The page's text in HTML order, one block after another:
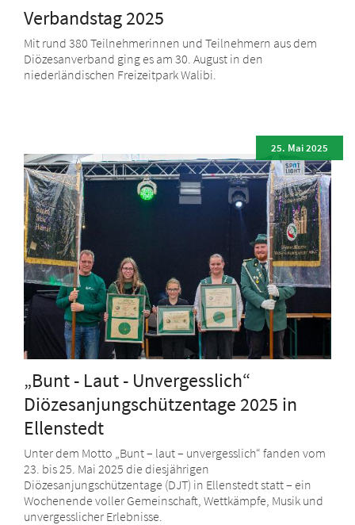
Verbandstag 2025
Mit rund 380 Teilnehmerinnen und Teilnehmern aus dem
Diözesanverband ging es am 30. August in den
niederländischen Freizeitpark Walibi.
„Bunt - Laut - Unvergesslich“
Diözesanjungschützentage 2025 in
Ellenstedt
25. Mai 2025
Unter dem Motto „Bunt – laut – unvergesslich“ fanden vom
23. bis 25. Mai 2025 die diesjährigen
Diözesanjungschützentage (DJT) in Ellenstedt statt – ein
Wochenende voller Gemeinschaft, Wettkämpfe, Musik und
unvergesslicher Erlebnisse.